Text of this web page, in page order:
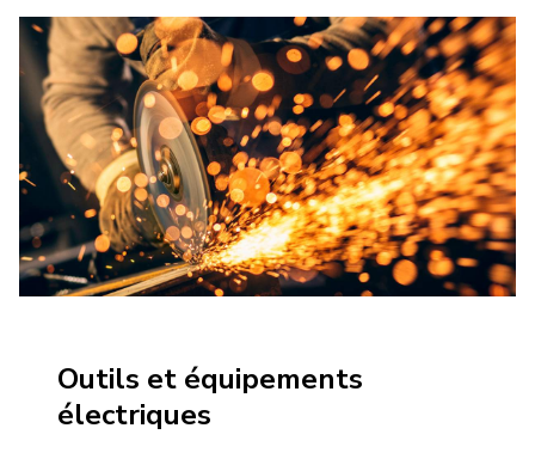
Outils et équipements
électriques